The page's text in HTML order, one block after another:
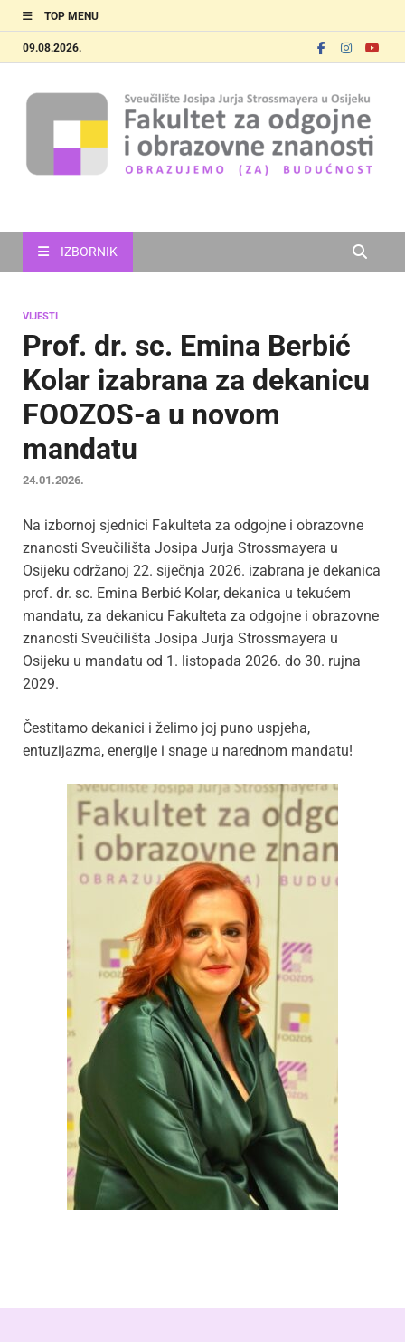
TOP MENU
09.08.2026.
IZBORNIK
VIJESTI
Prof. dr. sc. Emina Berbić
Kolar izabrana za dekanicu
FOOZOS-a u novom
mandatu
24.01.2026.
Na izbornoj sjednici Fakulteta za odgojne i obrazovne
znanosti Sveučilišta Josipa Jurja Strossmayera u
Osijeku održanoj 22. siječnja 2026. izabrana je dekanica
prof. dr. sc. Emina Berbić Kolar, dekanica u tekućem
mandatu, za dekanicu Fakulteta za odgojne i obrazovne
znanosti Sveučilišta Josipa Jurja Strossmayera u
Osijeku u mandatu od 1. listopada 2026. do 30. rujna
2029.
Čestitamo dekanici i želimo joj puno uspjeha,
entuzijazma, energije i snage u narednom mandatu!